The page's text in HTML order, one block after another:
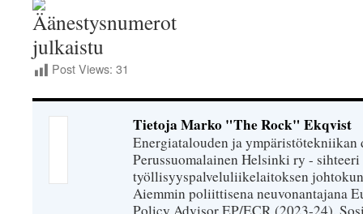
Post Views: 31
Tietoja Marko "The Rock" Ekqvist
Energiatalouden ja
Perussuomalainen Helsinki ry -
työllisyyspalveluliikelaitoksen
Aiemmin poliittisena neuvonantajana